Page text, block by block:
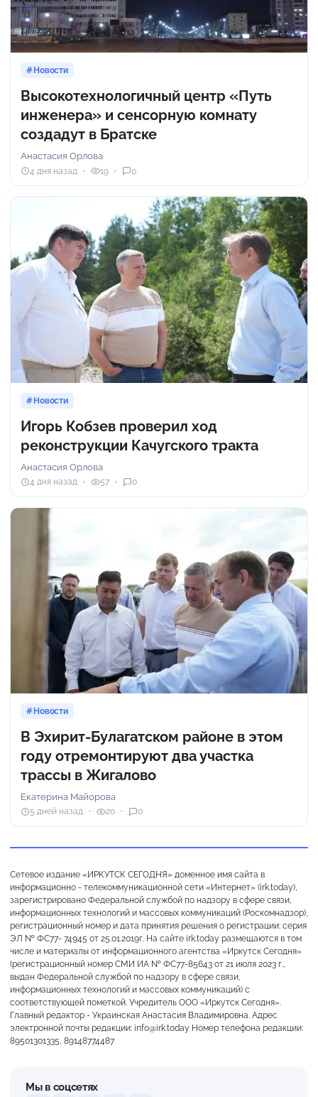
Новости
Высокотехнологичный центр «Путь
инженера» и сенсорную комнату
создадут в Братске
Анастасия Орлова
4 дня назад 19 0
Новости
Игорь Кобзев проверил ход
реконструкции Качугского тракта
Анастасия Орлова
4 дня назад 57 0
Новости
В Эхирит-Булагатском районе в этом
году отремонтируют два участка
трассы в Жигалово
Екатерина Майорова
5 дней назад 20 0
Сетевое издание «ИРКУТСК СЕГОДНЯ» доменное имя сайта в
информационно - телекоммуникационной сети «Интернет» (irk.today),
зарегистрировано Федеральной службой по надзору в сфере связи,
информационных технологий и массовых коммуникаций (Роскомнадзор),
регистрационный номер и дата принятия решения о регистрации: серия
ЭЛ № ФС77- 74945 от 25.01.2019г. На сайте irk.today размещаются в том
числе и материалы от информационного агентства «Иркутск Сегодня»
(регистрационный номер СМИ ИА № ФС77-85643 от 21 июля 2023 г.,
выдан Федеральной службой по надзору в сфере связи,
информационных технологий и массовых коммуникаций) с
соответствующей пометкой. Учредитель ООО «Иркутск Сегодня».
Главный редактор - Украинская Анастасия Владимировна. Адрес
электронной почты редакции: info@irk.today Номер телефона редакции:
89501301335, 89148774487
Мы в соцсетях